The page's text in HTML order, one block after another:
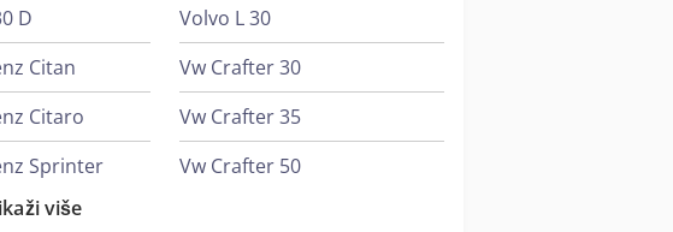
Ai Doa
D
Citan
Citaro
Sprinter
Sprinter 200
Volvo L 30
Vw Crafter 30
Vw Crafter 35
Vw Crafter 50
više